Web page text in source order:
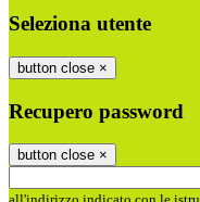
Seleziona utente
button close ×
Recupero password
button close ×